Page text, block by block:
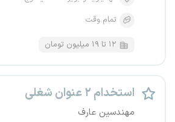
تمام وقت
۱۲ تا ۱۹ میلیون تومان
استخدام ۲ عنوان شغلی
مهندسین عارف